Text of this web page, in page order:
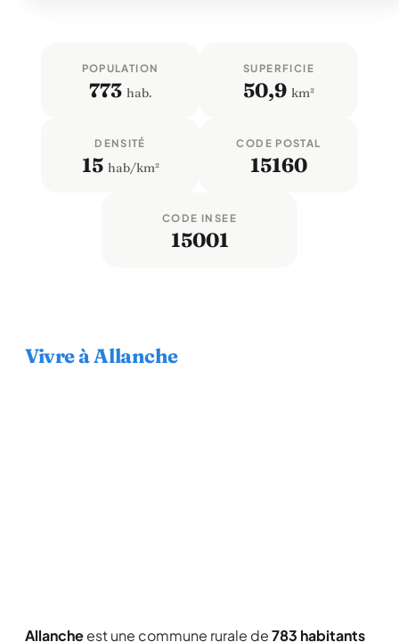
POPULATION
773 hab.
SUPERFICIE
50,9 km²
DENSITÉ
15 hab/km²
CODE POSTAL
15160
CODE INSEE
15001
Vivre à Allanche
Allancheest une commune rurale de783 habitants